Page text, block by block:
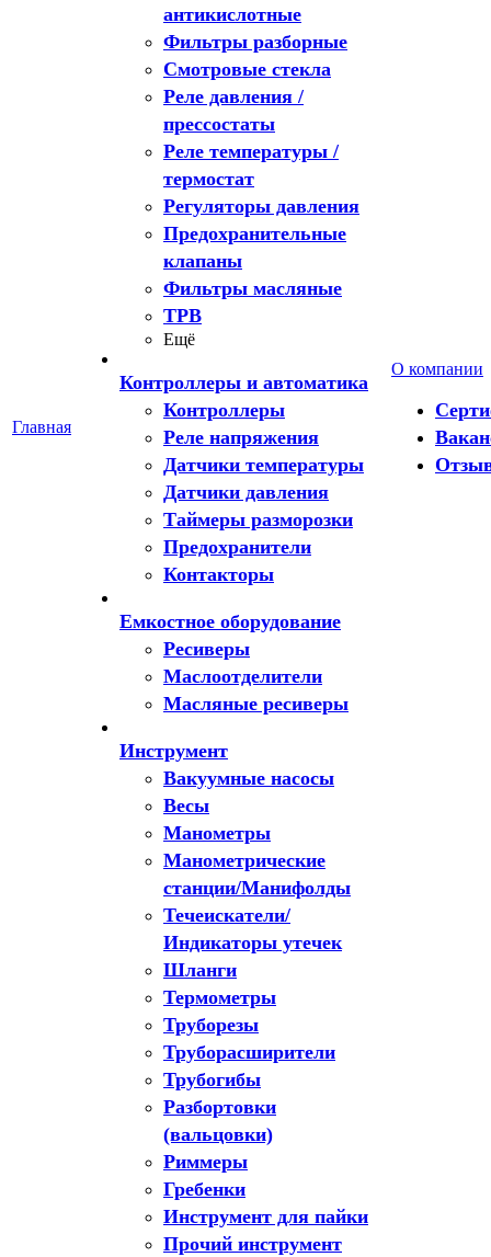
Главная
антикислотные
Фильтры разборные
Смотровые стекла
Реле давления /
прессостаты
Реле температуры /
термостат
Регуляторы давления
Предохранительные
клапаны
Фильтры масляные
ТРВ
Ещё
Контроллеры и автоматика
Контроллеры
Реле напряжения
Датчики температуры
Датчики давления
Таймеры разморозки
Предохранители
Контакторы
Емкостное оборудование
Ресиверы
Маслоотделители
Масляные ресиверы
Инструмент
Вакуумные насосы
Весы
Манометры
Манометрические
станции/Манифолды
Течеискатели/
Индикаторы утечек
Шланги
Термометры
Труборезы
Труборасширители
Трубогибы
Разбортовки
(вальцовки)
Риммеры
Гребенки
Инструмент для пайки
Прочий инструмент
О компании